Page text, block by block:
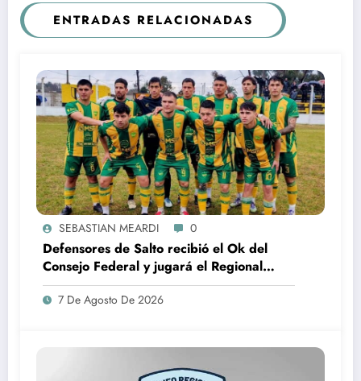
ENTRADAS RELACIONADAS
SEBASTIAN MEARDI 0
Defensores de Salto recibió el Ok del
Consejo Federal y jugará el Regional
Federal Amateur
7 De Agosto De 2026